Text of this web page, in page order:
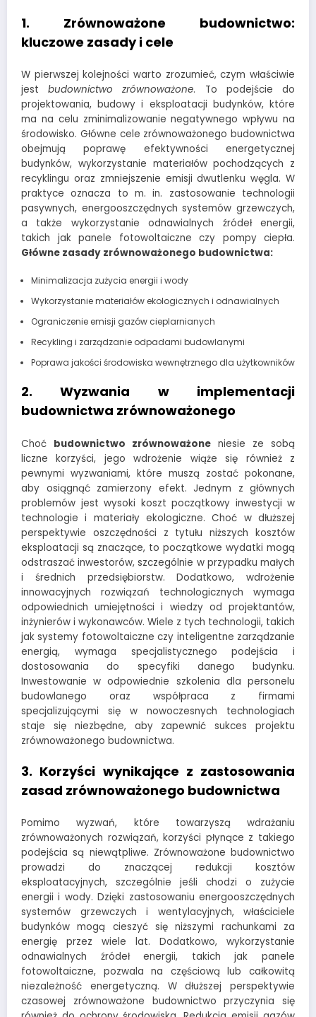
1. Zrównoważone budownictwo:
kluczowe zasady i cele
W pierwszej kolejności warto zrozumieć, czym właściwie
jestbudownictwo zrównoważone. To podejście do
projektowania, budowy i eksploatacji budynków, które
ma na celu zminimalizowanie negatywnego wpływu na
środowisko. Główne cele zrównoważonego budownictwa
obejmują poprawę efektywności energetycznej
budynków, wykorzystanie materiałów pochodzących z
recyklingu oraz zmniejszenie emisji dwutlenku węgla. W
praktyce oznacza to m. in. zastosowanie technologii
pasywnych, energooszczędnych systemów grzewczych,
a także wykorzystanie odnawialnych źródeł energii,
takich jak panele fotowoltaiczne czy pompy ciepła.
Główne zasady zrównoważonego budownictwa:
Minimalizacja zużycia energii i wody
Wykorzystanie materiałów ekologicznych i odnawialnych
Ograniczenie emisji gazów cieplarnianych
Recykling i zarządzanie odpadami budowlanymi
Poprawa jakości środowiska wewnętrznego dla użytkowników
2. Wyzwania w implementacji
budownictwa zrównoważonego
Choć budownictwo zrównoważone niesie ze sobą
liczne korzyści, jego wdrożenie wiąże się również z
pewnymi wyzwaniami, które muszą zostać pokonane,
aby osiągnąć zamierzony efekt. Jednym z głównych
problemów jest wysoki koszt początkowy inwestycji w
technologie i materiały ekologiczne. Choć w dłuższej
perspektywie oszczędności z tytułu niższych kosztów
eksploatacji są znaczące, to początkowe wydatki mogą
odstraszać inwestorów, szczególnie w przypadku małych
i średnich przedsiębiorstw. Dodatkowo, wdrożenie
innowacyjnych rozwiązań technologicznych wymaga
odpowiednich umiejętności i wiedzy od projektantów,
inżynierów i wykonawców. Wiele z tych technologii, takich
jak systemy fotowoltaiczne czy inteligentne zarządzanie
energią, wymaga specjalistycznego podejścia i
dostosowania do specyfiki danego budynku.
Inwestowanie w odpowiednie szkolenia dla personelu
budowlanego oraz współpraca z firmami
specjalizującymi się w nowoczesnych technologiach
staje się niezbędne, aby zapewnić sukces projektu
zrównoważonego budownictwa.
3. Korzyści wynikające z zastosowania
zasad zrównoważonego budownictwa
Pomimo wyzwań, które towarzyszą wdrażaniu
zrównoważonych rozwiązań, korzyści płynące z takiego
podejścia są niewątpliwe. Zrównoważone budownictwo
prowadzi do znaczącej redukcji kosztów
eksploatacyjnych, szczególnie jeśli chodzi o zużycie
energii i wody. Dzięki zastosowaniu energooszczędnych
systemów grzewczych i wentylacyjnych, właściciele
budynków mogą cieszyć się niższymi rachunkami za
energię przez wiele lat. Dodatkowo, wykorzystanie
odnawialnych źródeł energii, takich jak panele
fotowoltaiczne, pozwala na częściową lub całkowitą
niezależność energetyczną. W dłuższej perspektywie
czasowej zrównoważone budownictwo przyczynia się